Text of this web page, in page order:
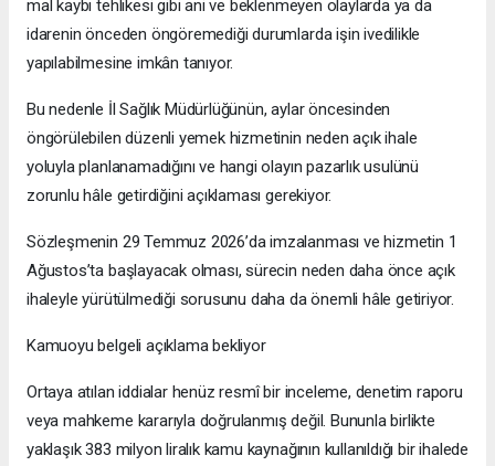
mal kaybı tehlikesi gibi ani ve beklenmeyen olaylarda ya da
idarenin önceden öngöremediği durumlarda işin ivedilikle
yapılabilmesine imkân tanıyor.
Bu nedenle İl Sağlık Müdürlüğünün, aylar öncesinden
öngörülebilen düzenli yemek hizmetinin neden açık ihale
yoluyla planlanamadığını ve hangi olayın pazarlık usulünü
zorunlu hâle getirdiğini açıklaması gerekiyor.
Sözleşmenin 29 Temmuz 2026’da imzalanması ve hizmetin 1
Ağustos’ta başlayacak olması, sürecin neden daha önce açık
ihaleyle yürütülmediği sorusunu daha da önemli hâle getiriyor.
Kamuoyu belgeli açıklama bekliyor
Ortaya atılan iddialar henüz resmî bir inceleme, denetim raporu
veya mahkeme kararıyla doğrulanmış değil. Bununla birlikte
yaklaşık 383 milyon liralık kamu kaynağının kullanıldığı bir ihalede